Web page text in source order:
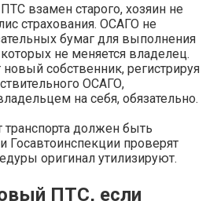
взамен старого, хозяин не
страхования. ОСАГО не
бумаг для выполнения
не меняется владелец.
новый собственник, регистрируя
ОСАГО,
на себя, обязательно.
транспорта должен быть
Госавтоинспекции проверят
оригинал утилизируют.
ПТС, если